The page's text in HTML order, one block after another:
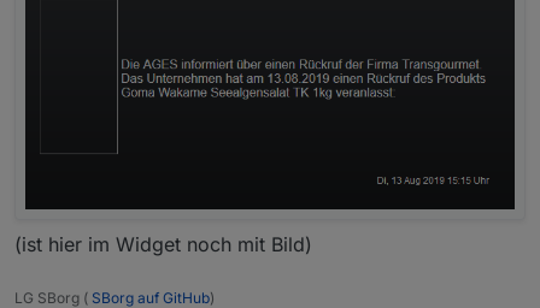
(ist hier im Widget noch mit Bild)
LG SBorg ( SBorg auf GitHub)